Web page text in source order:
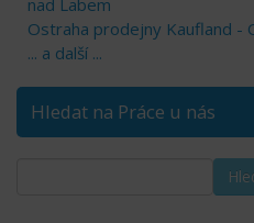
Ostraha prodejny Kaufland -
... a další ...
Hledat na Práce u nás